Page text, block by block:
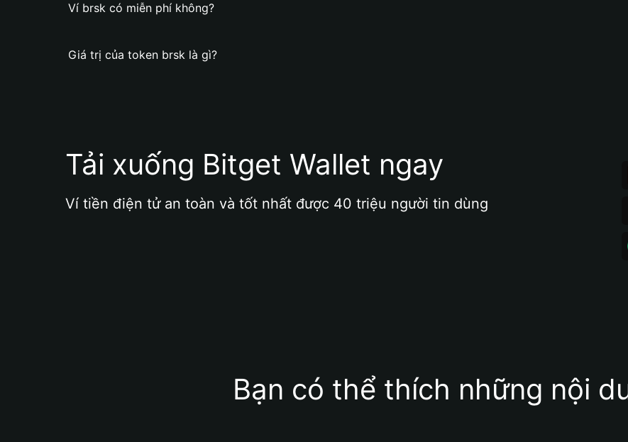
Ví brsk có miễn phí không?
Giá trị của token brsk là gì?
Tải xuống Bitget Wallet ngay
Ví tiền điện tử an toàn và tốt nhất được 40 triệu người tin dùng
Bạn có thể thích những nội